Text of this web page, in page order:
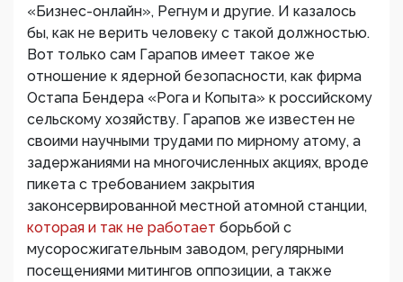
«Бизнес-онлайн», Регнум и другие. И казалось
бы, как не верить человеку с такой должностью.
Вот только сам Гарапов имеет такое же
отношение к ядерной безопасности, как фирма
Остапа Бендера «Рога и Копыта» к российскому
сельскому хозяйству. Гарапов же известен не
своими научными трудами по мирному атому, а
задержаниями на многочисленных акциях, вроде
пикета с требованием закрытия
законсервированной местной атомной станции,
которая и так не работает борьбой с
мусоросжигательным заводом, регулярными
посещениями митингов оппозиции, а также